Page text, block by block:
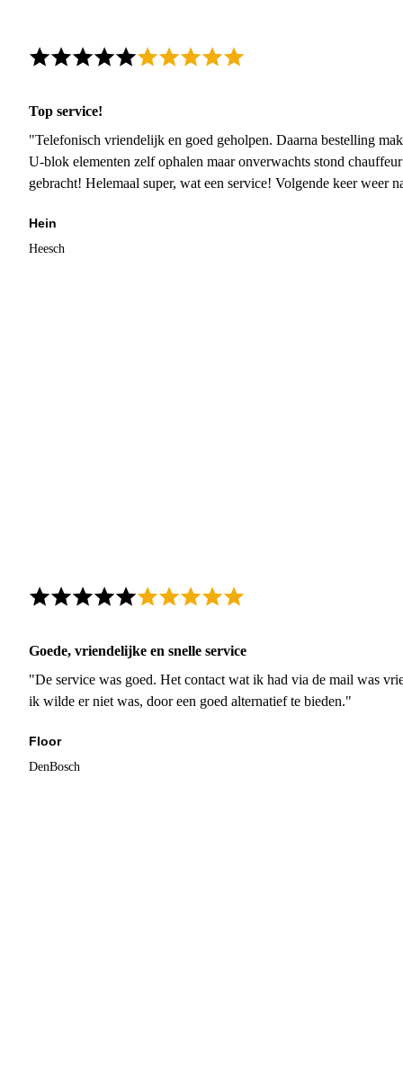
Top service!
"Telefonisch vriendelijk en goed geholpen. Daarna bestelling
U-blok elementen zelf ophalen maar onverwachts stond
gebracht! Helemaal super, wat een service! Volgende keer weer
Hein
Heesch
Goede, vriendelijke en snelle service
"De service was goed. Het contact wat ik had via de mail was
ik wilde er niet was, door een goed alternatief te bieden."
Floor
DenBosch